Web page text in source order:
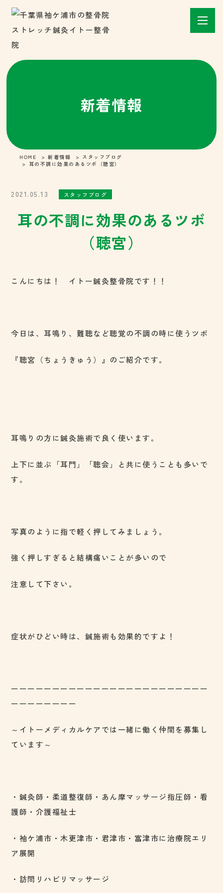
新着情報
HOME 新着情報
スタッフブログ
耳の不調に効果のあるツボ（聴宮）
2021.05.13 スタッフブログ
耳の不調に効果のあるツボ
（聴宮）
こんにちは！ イトー鍼灸整骨院です！！
今日は、耳鳴り、難聴など聴覚の不調の時に使うツボ
『聴宮（ちょうきゅう）』のご紹介です。
耳鳴りの方に鍼灸施術で良く使います。
上下に並ぶ「耳門」「聴会」と共に使うことも多いで
す。
写真のように指で軽く押してみましょう。
強く押しすぎると結構痛いことが多いので
注意して下さい。
症状がひどい時は、鍼施術も効果的ですよ！
ーーーーーーーーーーーーーーーーーーーーーーーー
ーーーーーーーー
～イトーメディカルケアでは一緒に働く仲間を募集し
ています～
・鍼灸師・柔道整復師・あん摩マッサージ指圧師・看
護師・介護福祉士
・袖ケ浦市・木更津市・君津市・富津市に治療院エリ
ア展開
・訪問リハビリマッサージ